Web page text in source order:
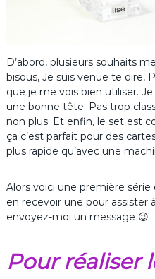
D’abord, plusieurs souhaits
bisous, Je suis venue te dire,
que je me vois bien utiliser.
une bonne tête. Pas trop
non plus. Et enfin, le set est
ça c’est parfait pour des
plus rapide qu’avec une
Alors voici une première série
en recevoir une pour assister
envoyez-moi un message 😉
Pour réaliser